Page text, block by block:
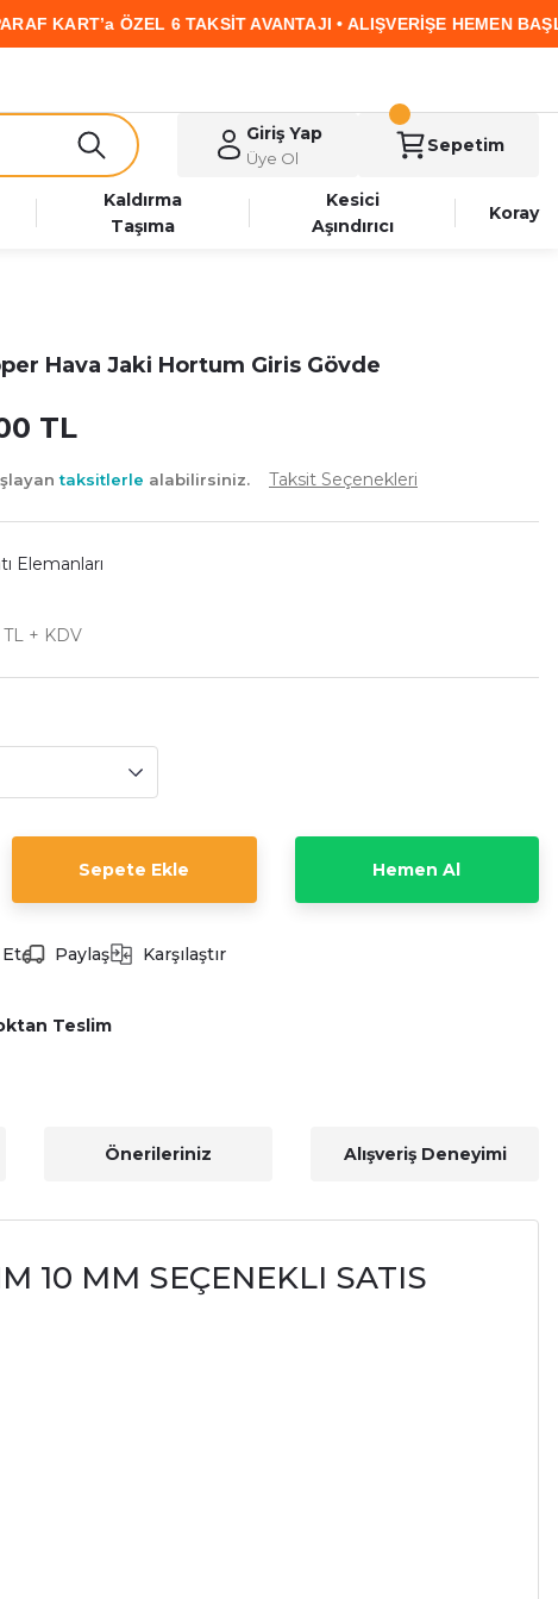
ÖZEL 6 TAKSİT AVANTAJI • ALIŞVERİŞE HEMEN BAŞLA
Giriş Yap
Üye Ol
Sepetim
Kaldırma
Taşıma
Kesici
Aşındırıcı
Koray
Hava Jaki Hortum Giris Gövde
TL
taksitlerle alabilirsiniz. Taksit Seçenekleri
Elemanları
+ KDV
Sepete Ekle Hemen Al
Et Paylaş Karşılaştır
Teslim
Önerileriniz Alışveriş Deneyimi
10 MM SEÇENEKLI SATIS